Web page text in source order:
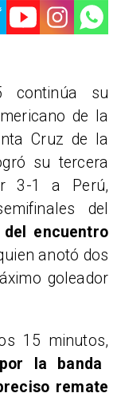
continúa su
de la
Cruz de la
su tercera
3-1 a Perú,
del
encuentro
anotó dos
goleador
15 minutos,
la banda
remate